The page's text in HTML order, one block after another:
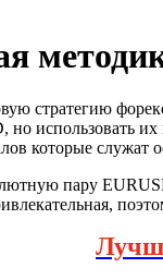
стратегию
использовать
которые
пару